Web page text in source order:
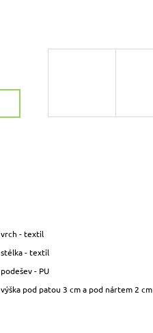
vrch - textil
stélka - textil
podešev - PU
výška pod patou 3 cm a pod nártem 2 cm